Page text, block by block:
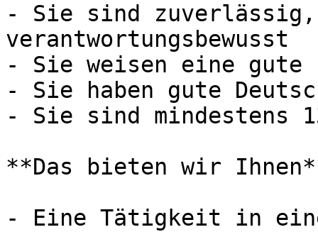
- Sie sind
verantwortungsbewusst
- Sie weisen eine
- Sie haben gute
- Sie sind mindestens
**Das bieten wir
- Eine Tätigkeit in